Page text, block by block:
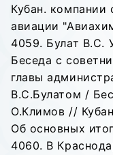
Кубан. компании
авиации
4059. Булат В.С.
Беседа с
главы
В.С.Булатом /
О.Климов //
Об основных
4060. В